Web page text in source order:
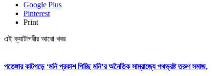
Google Plus
Pinterest
Print
এই ক্যাটাগরীর আরো খবর
পতেঙ্গার কাটগড়ে ‘মনি প্রকাশ পিচ্ছি মনি’র অনৈতিক সাম্রাজ্যে পথভ্রষ্ট তরুণ সমাজ,